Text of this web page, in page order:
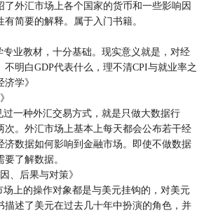
了外汇市场上各个国家的货币和一些影响因
简要的解释。属于入门书籍。
教材，十分基础。现实意义就是，对经
明白GDP代表什么，理不清CPI与就业率之
学》
种外汇交易方式，就是只做大数据行
次。外汇市场上基本上每天都会公布若干经
济数据如何影响到金融市场。即使不做数据
了解数据。
后果与对策》
的操作对象都是与美元挂钩的，对美元
描述了美元在过去几十年中扮演的角色，并